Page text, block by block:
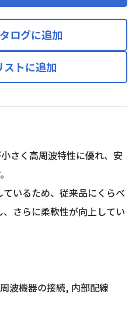
ログに追加
ストに追加
さく高周波特性に優れ、安
いるため、従来品にくらべ
さらに柔軟性が向上してい
波機器の接続, 内部配線